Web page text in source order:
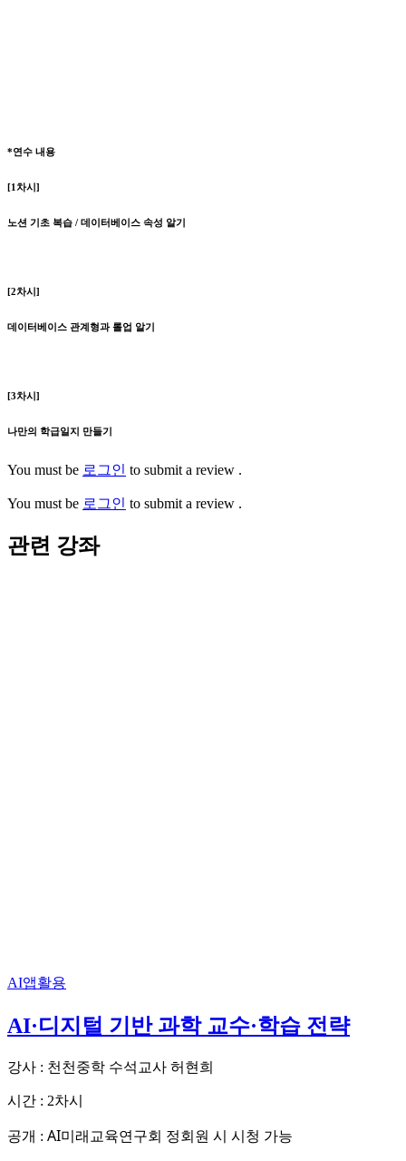
*연수 내용
[1차시]
노션 기초 복습 / 데이터베이스 속성 알기
[2차시]
데이터베이스 관계형과 롤업 알기
[3차시]
나만의 학급일지 만들기
You must be 로그인 to submit a review .
You must be 로그인 to submit a review .
관련 강좌
AI앱활용
AI·디지털 기반 과학 교수·학습 전략
강사 : 천천중학 수석교사 허현희
시간 : 2차시
공개 : AI미래교육연구회 정회원 시 시청 가능